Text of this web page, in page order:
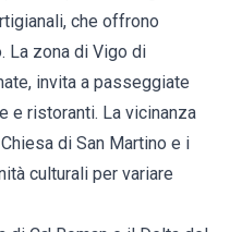
che offrono
La zona di Vigo di
invita a passeggiate
e ristoranti. La vicinanza
di San Martino e i
culturali per variare